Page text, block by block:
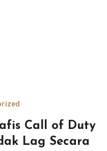
Call of Duty
Lag Secara